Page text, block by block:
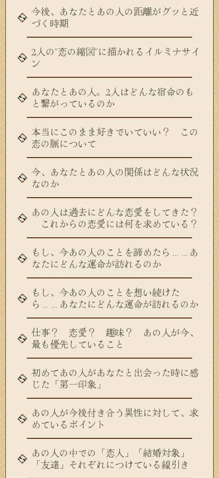
今後、あなたとあの人の距離がグッと近
づく時期
2人の”恋の縮図”に描かれるイルミナサイ
ン
あなたとあの人。2人はどんな宿命のも
と繋がっているのか
本当にこのまま好きでいていい？ この
恋の脈について
今、あなたとあの人の関係はどんな状況
なのか
あの人は過去にどんな恋愛をしてきた？
これからの恋愛には何を求めている？
もし、今あの人のことを諦めたら……あ
なたにどんな運命が訪れるのか
もし、今あの人のことを想い続けた
ら……あなたにどんな運命が訪れるのか
仕事？ 恋愛？ 趣味？ あの人が今、
最も優先していること
初めてあの人があなたと出会った時に感
じた「第一印象」
あの人が今後付き合う異性に対して、求
めているポイント
あの人の中での「恋人」「結婚対象」
「友達」それぞれにつけている線引き